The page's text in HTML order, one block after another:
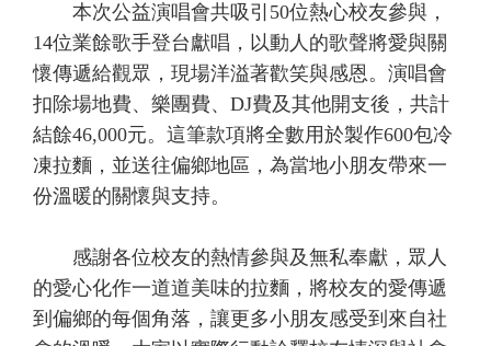
本次公益演唱會共吸引50位熱心校友參與，
14位業餘歌手登台獻唱，以動人的歌聲將愛與關
懷傳遞給觀眾，現場洋溢著歡笑與感恩。演唱會
扣除場地費、樂團費、DJ費及其他開支後，共計
結餘46,000元。這筆款項將全數用於製作600包冷
凍拉麵，並送往偏鄉地區，為當地小朋友帶來一
份溫暖的關懷與支持。
感謝各位校友的熱情參與及無私奉獻，眾人
的愛心化作一道道美味的拉麵，將校友的愛傳遞
到偏鄉的每個角落，讓更多小朋友感受到來自社